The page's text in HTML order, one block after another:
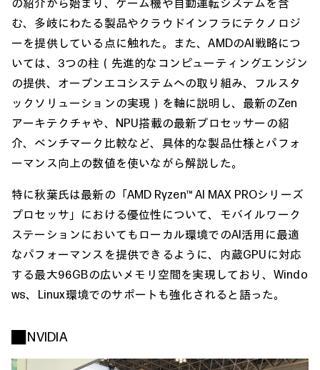
む、多岐にわたる製品やクラウドインフラにテクノロジ
ーを提供している点に触れた。また、AMDのAI戦略につ
いては、3つの柱（先進的なコンピューティングエンジン
の提供、オープンエコシステムへの取り組み、フルスタ
ックソリューションの実現）を軸に説明し、最新のZen
アーキテクチャや、NPU搭載の最新プロセッサーの紹
介、ベンチマーク比較など、具体的な製品仕様とパフォ
ーマンス向上の数値を使いながら解説した。
特に秋葉氏は最新の「AMD Ryzen™ AI MAX PROシリーズ
プロセッサ」における優位性について、モバイルワーク
ステーションにおいてもローカル環境でのAI活用に最適
なパフォーマンスを提供できるように、内蔵GPUに対応
する最大96GBの広いメモリ空間を実現しており、Windo
ws、Linux環境でのサポートも強化されると語った。
■ NVIDIA